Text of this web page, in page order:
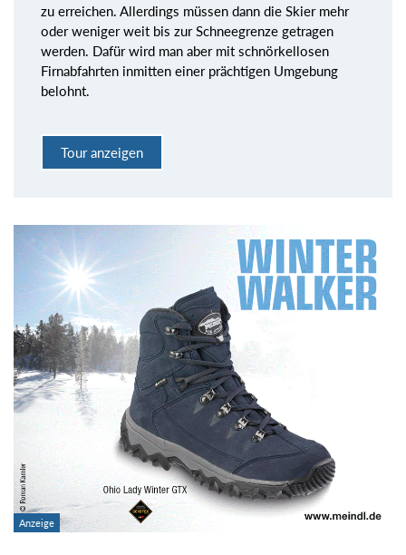
zu erreichen. Allerdings müssen dann die Skier mehr
oder weniger weit bis zur Schneegrenze getragen
werden. Dafür wird man aber mit schnörkellosen
Firnabfahrten inmitten einer prächtigen Umgebung
belohnt.
Tour anzeigen